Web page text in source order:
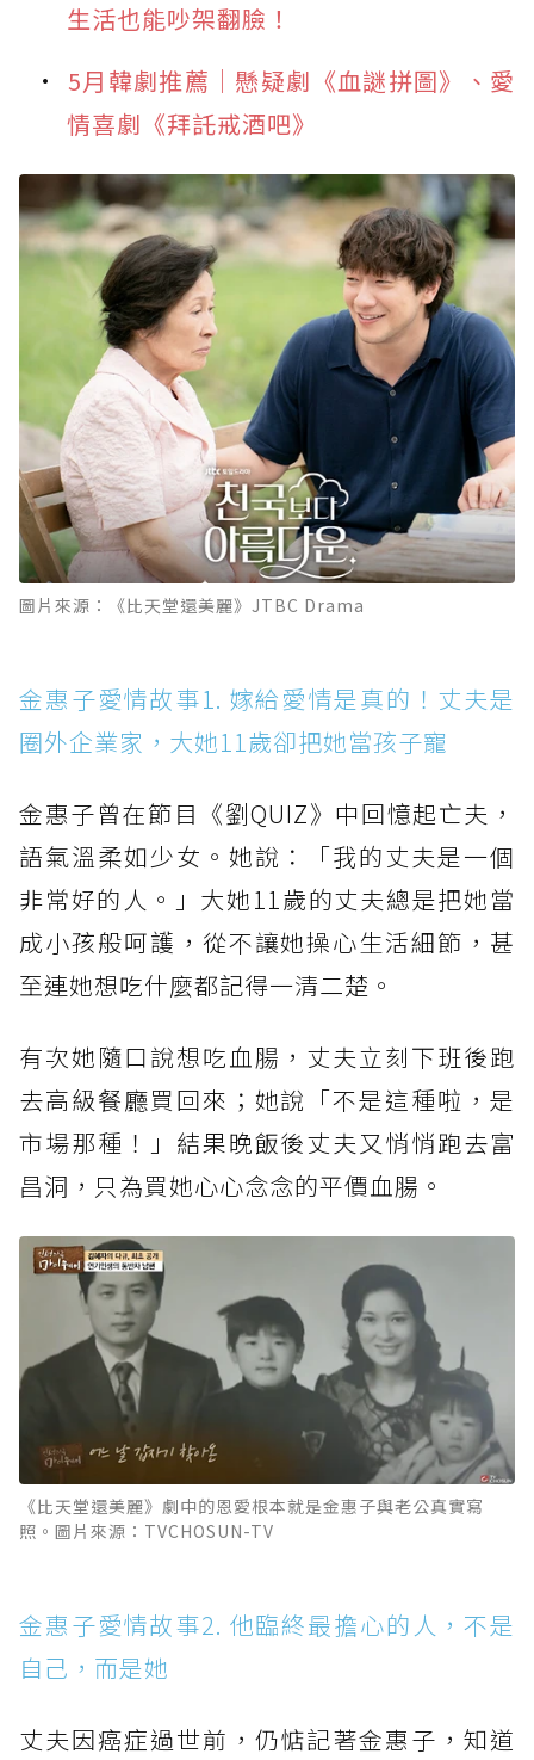
生活也能吵架翻臉！
5月韓劇推薦｜懸疑劇《血謎拼圖》、愛
情喜劇《拜託戒酒吧》
圖片來源：《比天堂還美麗》JTBC Drama
金惠子愛情故事1. 嫁給愛情是真的！丈夫是
圈外企業家，大她11歲卻把她當孩子寵
金惠子曾在節目《劉QUIZ》中回憶起亡夫，
語氣溫柔如少女。她說：「我的丈夫是一個
非常好的人。」大她11歲的丈夫總是把她當
成小孩般呵護，從不讓她操心生活細節，甚
至連她想吃什麼都記得一清二楚。
有次她隨口說想吃血腸，丈夫立刻下班後跑
去高級餐廳買回來；她說「不是這種啦，是
市場那種！」結果晚飯後丈夫又悄悄跑去富
昌洞，只為買她心心念念的平價血腸。
《比天堂還美麗》劇中的恩愛根本就是金惠子與老公真實寫
照。圖片來源：TVCHOSUN-TV
金惠子愛情故事2. 他臨終最擔心的人，不是
自己，而是她
丈夫因癌症過世前，仍惦記著金惠子，知道